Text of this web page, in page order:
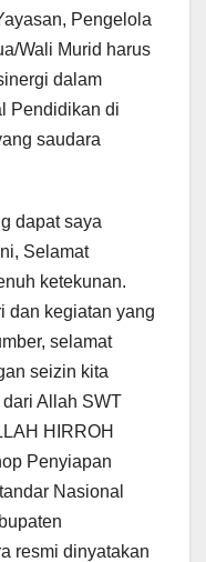
Pengelola
Wali Murid harus
dalam
Pendidikan di
saudara
dapat saya
Selamat
ketekunan.
dan kegiatan yang
selamat
seizin kita
Allah SWT
HIRROH
Penyiapan
Nasional
resmi dinyatakan